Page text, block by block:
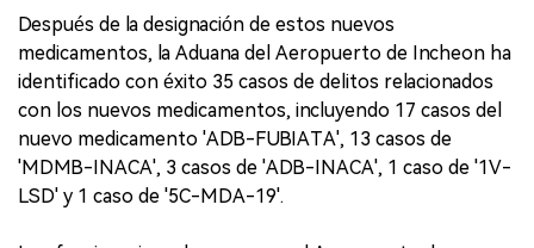
Después de la designación de estos nuevos
medicamentos, la Aduana del Aeropuerto de Incheon ha
identificado con éxito 35 casos de delitos relacionados
con los nuevos medicamentos, incluyendo 17 casos del
nuevo medicamento 'ADB-FUBIATA', 13 casos de
'MDMB-INACA', 3 casos de 'ADB-INACA', 1 caso de '1V-
LSD' y 1 caso de '5C-MDA-19'.